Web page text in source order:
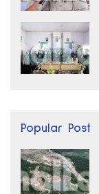
Popular Post